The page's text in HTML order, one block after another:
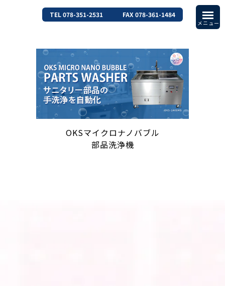
TEL 078-351-2531 FAX 078-361-1484
OKSマイクロナノバブル
部品洗浄機